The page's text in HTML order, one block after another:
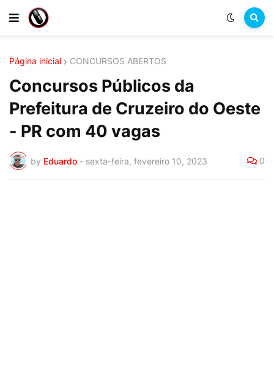
Página inicial CONCURSOS ABERTOS
Concursos Públicos da
Prefeitura de Cruzeiro do Oeste
- PR com 40 vagas
by Eduardo - sexta-feira, fevereiro 10, 2023 0